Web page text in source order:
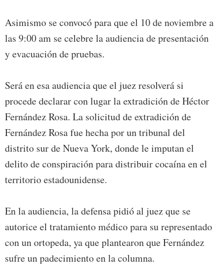
Asimismo se convocó para que el 10 de noviembre a
las 9:00 am se celebre la audiencia de presentación
y evacuación de pruebas.
Será en esa audiencia que el juez resolverá si
procede declarar con lugar la extradición de Héctor
Fernández Rosa. La solicitud de extradición de
Fernández Rosa fue hecha por un tribunal del
distrito sur de Nueva York, donde le imputan el
delito de conspiración para distribuir cocaína en el
territorio estadounidense.
En la audiencia, la defensa pidió al juez que se
autorice el tratamiento médico para su representado
con un ortopeda, ya que plantearon que Fernández
sufre un padecimiento en la columna.